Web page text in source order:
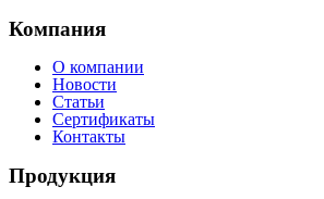
Компания
О компании
Новости
Статьи
Сертификаты
Контакты
Продукция